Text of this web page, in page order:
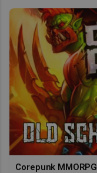
Corepunk MMORPG